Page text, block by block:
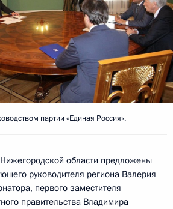
партии «Единая Россия».
области предложены
руководителя региона Валерия
первого заместителя
правительства Владимира